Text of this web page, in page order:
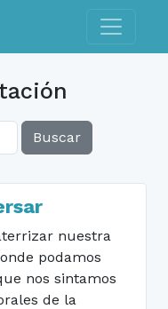
Toggle
Buscar
nuestra
podamos
nos sintamos
de la